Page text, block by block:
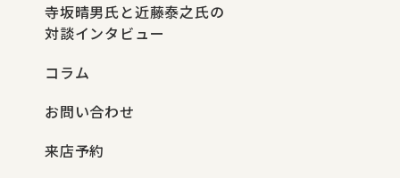
寺坂晴男氏と近藤泰之氏の
対談インタビュー
コラム
お問い合わせ
来店予約